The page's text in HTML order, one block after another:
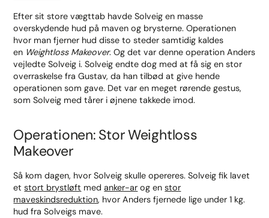
Efter sit store vægttab havde Solveig en masse
overskydende hud på maven og brysterne. Operationen
hvor man fjerner hud disse to steder samtidig kaldes
en Weightloss Makeover. Og det var denne operation Anders
vejledte Solveig i. Solveig endte dog med at få sig en stor
overraskelse fra Gustav, da han tilbød at give hende
operationen som gave. Det var en meget rørende gestus,
som Solveig med tårer i øjnene takkede imod.
Operationen: Stor Weightloss
Makeover
Så kom dagen, hvor Solveig skulle opereres. Solveig fik lavet
etstort brystløft medanker-ar og enstor
maveskindsreduktion, hvor Anders fjernede lige under 1 kg.
hud fra Solveigs mave.